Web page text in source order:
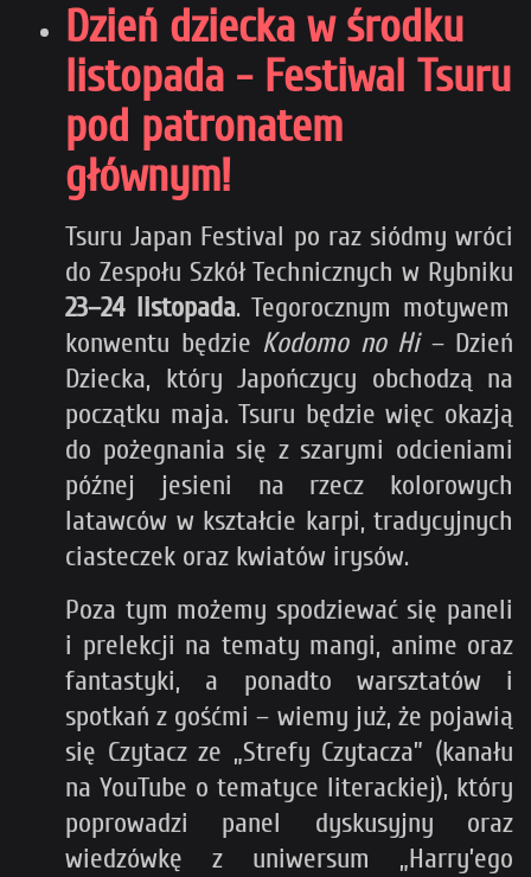
Dzień dziecka w środku
listopada - Festiwal Tsuru
pod patronatem
głównym!
Tsuru Japan Festival po raz siódmy wróci
do Zespołu Szkół Technicznych w Rybniku
23–24 listopada. Tegorocznym motywem
konwentu będzie Kodomo no Hi– Dzień
Dziecka, który Japończycy obchodzą na
początku maja. Tsuru będzie więc okazją
do pożegnania się z szarymi odcieniami
późnej jesieni na rzecz kolorowych
latawców w kształcie karpi, tradycyjnych
ciasteczek oraz kwiatów irysów.
Poza tym możemy spodziewać się paneli
i prelekcji na tematy mangi, anime oraz
fantastyki, a ponadto warsztatów i
spotkań z gośćmi – wiemy już, że pojawią
się Czytacz ze „Strefy Czytacza” (kanału
na YouTube o tematyce literackiej), który
poprowadzi panel dyskusyjny oraz
wiedzówkę z uniwersum „Harry’ego